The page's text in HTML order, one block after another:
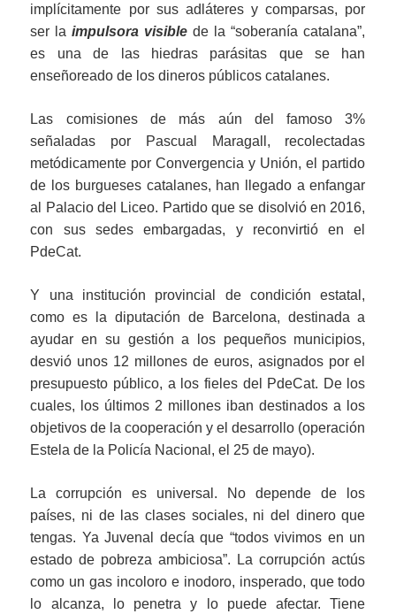
implícitamente por sus adláteres y comparsas, por
ser laimpulsora visible de la “soberanía catalana”,
es una de las hiedras parásitas que se han
enseñoreado de los dineros públicos catalanes.
Las comisiones de más aún del famoso 3%
señaladas por Pascual Maragall, recolectadas
metódicamente por Convergencia y Unión, el partido
de los burgueses catalanes, han llegado a enfangar
al Palacio del Liceo. Partido que se disolvió en 2016,
con sus sedes embargadas, y reconvirtió en el
PdeCat.
Y una institución provincial de condición estatal,
como es la diputación de Barcelona, destinada a
ayudar en su gestión a los pequeños municipios,
desvió unos 12 millones de euros, asignados por el
presupuesto público, a los fieles del PdeCat. De los
cuales, los últimos 2 millones iban destinados a los
objetivos de la cooperación y el desarrollo (operación
Estela de la Policía Nacional, el 25 de mayo).
La corrupción es universal. No depende de los
países, ni de las clases sociales, ni del dinero que
tengas. Ya Juvenal decía que “todos vivimos en un
estado de pobreza ambiciosa”. La corrupción actús
como un gas incoloro e inodoro, insperado, que todo
lo alcanza, lo penetra y lo puede afectar. Tiene